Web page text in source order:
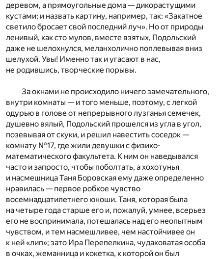
деревом, а прямоугольные дома — дикорастущими
кустами; и назвать картину, например, так: «Закатное
светило бросает свой последний луч». Но от природы
ленивый, как сто мулов, вместе взятых, Подольский
даже не шелохнулся, меланхолично поплевывая вниз
шелухой. Увы! Именно так и угасают в нас,
не родившись, творческие порывы.
За окнами не происходило ничего замечательного,
внутри комнаты — и того меньше, поэтому, с легкой
одурью в голове от непрерывного лузганья семечек,
душевно вялый, Подольский прошелся из угла в угол,
позевывая от скуки, и решил навестить соседок —
комнату №17, где жили девушки с физико-
математического факультета. К ним он наведывался
часто и запросто, чтобы поболтать, а хохотунья
и насмешница Таня Боровская ему даже определенно
нравилась — первое робкое чувство
восемнадцатилетнего юноши. Таня, которая была
на четыре года старше его и, пожалуй, умнее, всерьез
его не воспринимала, потешалась над его неопытным
чувством, и тем насмешливее, чем настойчивее он
к ней «лип»; зато Ира Перепелкина, чудаковатая особа
в очках, жеманница и кокетка, к которой он был